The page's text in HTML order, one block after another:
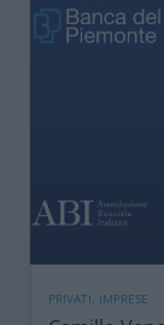
PRIVATI, IMPRESE